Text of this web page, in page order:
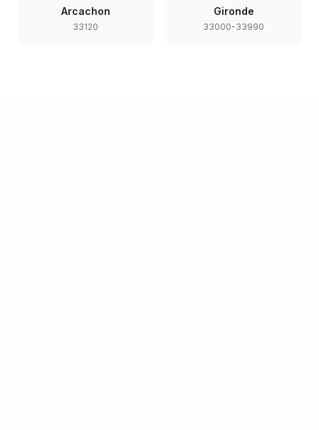
Arcachon
33120
Gironde
33000-33990